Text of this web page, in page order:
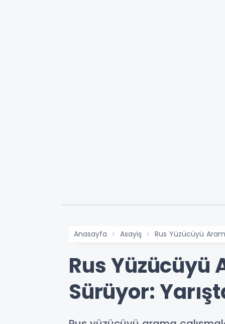
Anasayfa Asayiş Rus Yüzücüyü
Rus Yüzücüyü
Sürüyor: